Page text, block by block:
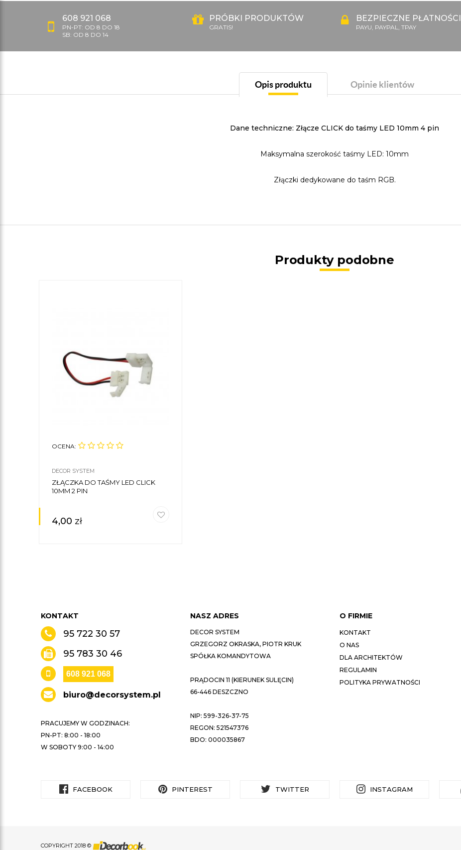
608 921 068
PN-PT: OD 8 DO 18
SB: OD 8 DO 14
PRÓBKI PRODUKTÓW
GRATIS!
BEZPIECZNE PŁATNOŚCI
PAYU, PAYPAL, TPAY
Opis produktu Opinie klientów
Dane techniczne: Złącze CLICK do taśmy LED 10mm 4 pin
Maksymalna szerokość taśmy LED: 10mm
Złączki dedykowane do taśm RGB.
Produkty podobne
OCENA:
DECOR SYSTEM
ZŁĄCZKA DO TAŚMY LED CLICK
10MM 2 PIN
4,00 zł
KONTAKT
95 722 30 57
95 783 30 46
608 921 068
biuro@decorsystem.pl
PRACUJEMY W GODZINACH:
PN-PT: 8:00 - 18:00
W SOBOTY 9:00 - 14:00
NASZ ADRES
DECOR SYSTEM
GRZEGORZ OKRASKA, PIOTR KRUK
SPÓŁKA KOMANDYTOWA
PRĄDOCIN 11 (KIERUNEK SULĘCIN)
66-446 DESZCZNO
NIP: 599-326-37-75
REGON: 521547376
BDO: 000035867
O FIRMIE
KONTAKT
O NAS
DLA ARCHITEKTÓW
REGULAMIN
POLITYKA PRYWATNOŚCI
FACEBOOK PINTEREST TWITTER INSTAGRAM
COPYRIGHT 2018 ©